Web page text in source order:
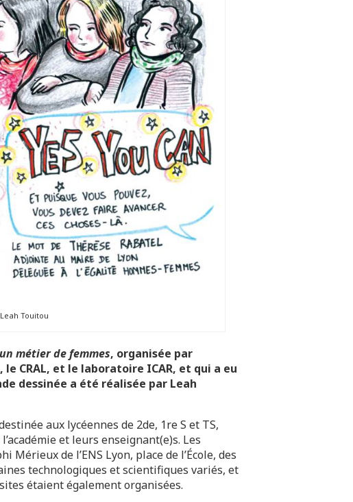
Touitou
métier de femmes, organisée par
le CRAL, et le laboratoire ICAR, et qui a eu
dessinée a été réalisée par Leah
aux lycéennes de 2de, 1re S et TS,
et leurs enseignant(e)s. Les
Mérieux de l’ENS Lyon, place de l’École, des
technologiques et scientifiques variés, et
étaient également organisées.